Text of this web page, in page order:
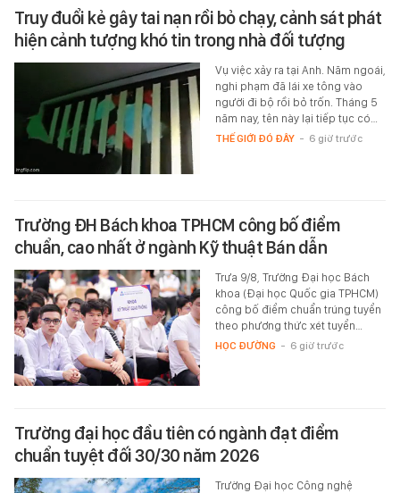
Truy đuổi kẻ gây tai nạn rồi bỏ chạy, cảnh sát phát
hiện cảnh tượng khó tin trong nhà đối tượng
Vụ việc xảy ra tại Anh. Năm ngoái,
nghi phạm đã lái xe tông vào
người đi bộ rồi bỏ trốn. Tháng 5
năm nay, tên này lại tiếp tục có…
THẾ GIỚI ĐÓ ĐÂY - 6 giờ trước
Trường ĐH Bách khoa TPHCM công bố điểm
chuẩn, cao nhất ở ngành Kỹ thuật Bán dẫn
Trưa 9/8, Trường Đại học Bách
khoa (Đại học Quốc gia TPHCM)
công bố điểm chuẩn trúng tuyển
theo phương thức xét tuyển…
HỌC ĐƯỜNG - 6 giờ trước
Trường đại học đầu tiên có ngành đạt điểm
chuẩn tuyệt đối 30/30 năm 2026
Trường Đại học Công nghệ